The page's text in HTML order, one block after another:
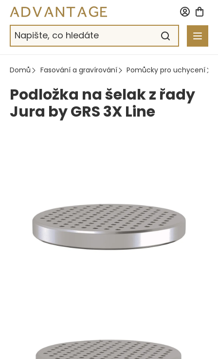
Přejít
obsah
Domů Fasování a gravírování Pomůcky pro uchycení
Podložka na šelak z řady
Jura by GRS 3X Line